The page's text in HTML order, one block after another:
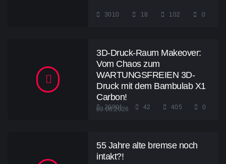
3010 18 102 0
3D-Druck-Raum Makeover:
Vom Chaos zum
WARTUNGSFREIEN 3D-
Druck mit dem Bambulab X1
Carbon!
09.08.2026
20901 42 405 0
55 Jahre alte bremse noch
intakt?!